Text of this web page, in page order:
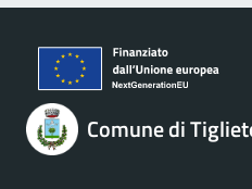
Comune di